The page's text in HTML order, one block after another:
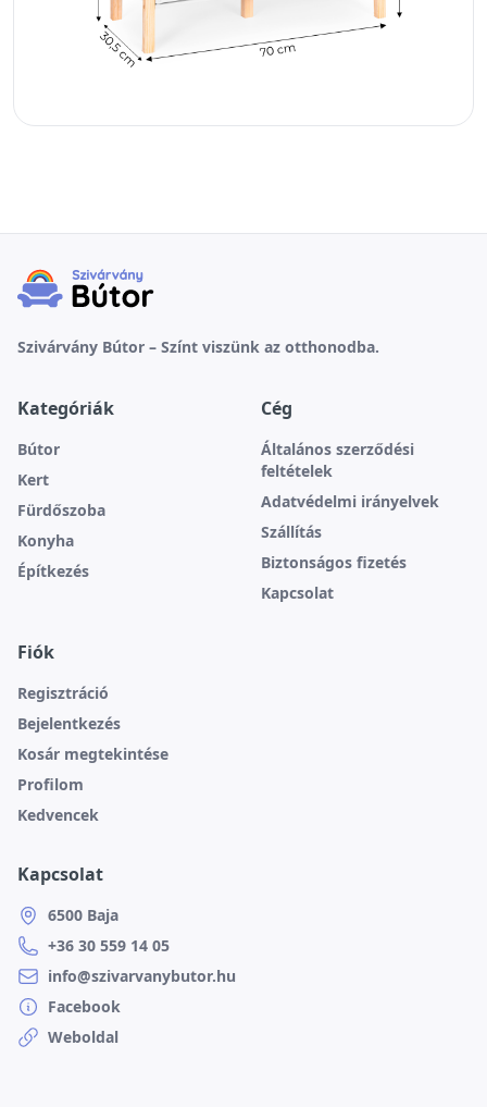
Szivárvány Bútor – Színt viszünk az otthonodba.
Kategóriák
Bútor
Kert
Fürdőszoba
Konyha
Építkezés
Cég
Általános szerződési
feltételek
Adatvédelmi irányelvek
Szállítás
Biztonságos fizetés
Kapcsolat
Fiók
Regisztráció
Bejelentkezés
Kosár megtekintése
Profilom
Kedvencek
Kapcsolat
6500 Baja
+36 30 559 14 05
info@szivarvanybutor.hu
Facebook
Weboldal